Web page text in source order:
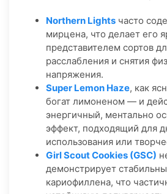
Northern Lights часто
мирцена, что делает его
представителем сортов
расслабления и снятия
напряжения.
Super Lemon Haze, как
богат лимоненом — и
энергичный, ментально
эффект, подходящий для
использования или
Girl Scout Cookies (GSC)
демонстрирует
кариофиллена, что